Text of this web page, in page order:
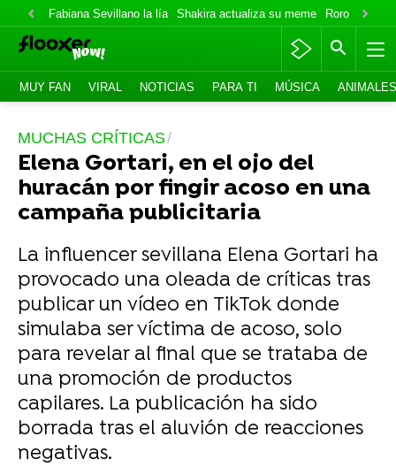
Fabiana Sevillano la lía Shakira actualiza su meme Roro lo niega
MUY FAN VIRAL NOTICIAS PARA TI MÚSICA ANIMALES
MUCHAS CRÍTICAS
Elena Gortari, en el ojo del
huracán por fingir acoso en una
campaña publicitaria
La influencer sevillana Elena Gortari ha
provocado una oleada de críticas tras
publicar un vídeo en TikTok donde
simulaba ser víctima de acoso, solo
para revelar al final que se trataba de
una promoción de productos
capilares. La publicación ha sido
borrada tras el aluvión de reacciones
negativas.